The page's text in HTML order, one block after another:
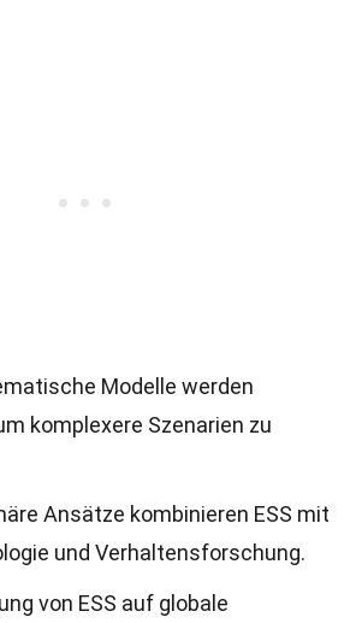
Modelle werden
komplexere Szenarien zu
Ansätze kombinieren ESS mit
und Verhaltensforschung.
von ESS auf globale